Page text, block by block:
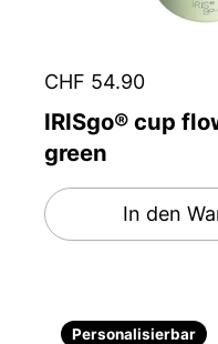
CHF 54.90
IRISgo® cup
green
In den
Personalisierbar